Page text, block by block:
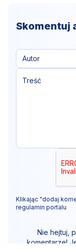
Skomentuj
Klikając "dodaj
regulamin portalu
Nie hejtuj,
komentarze!